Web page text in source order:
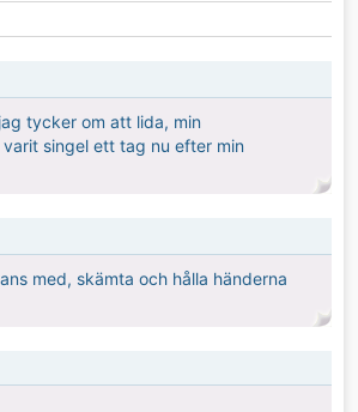
tycker om att lida, min
singel ett tag nu efter min
med, skämta och hålla händerna